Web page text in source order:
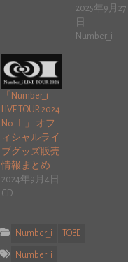
り「Number_i
LIVE TOU…
2025年9月27
日
Number_i
「Number_i
LIVE TOUR 2024
No.Ⅰ」 オフ
ィシャルライ
ブグッズ販売
情報まとめ
2024年9月4日
CD
Number_i TOBE
Number_i